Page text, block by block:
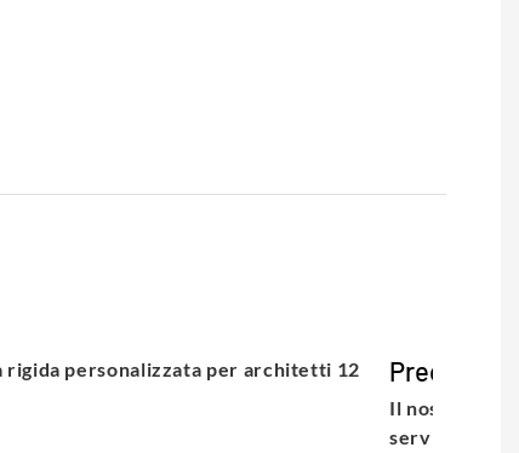
Precisione
Il nostro
servizio di